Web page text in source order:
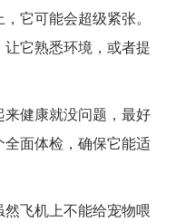
它可能会超级紧张。
它熟悉环境，或者提
健康就没问题，最好
面体检，确保它能适
飞机上不能给宠物喂